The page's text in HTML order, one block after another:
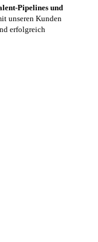
Pipelines und
unseren Kunden
erfolgreich